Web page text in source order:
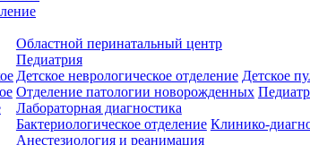
Областной перинатальный центр
Педиатрия
Детское неврологическое отделение Детское
Отделение патологии новорожденных
Лабораторная диагностика
Бактериологическое отделение Клинико-
Анестезиология и реанимация